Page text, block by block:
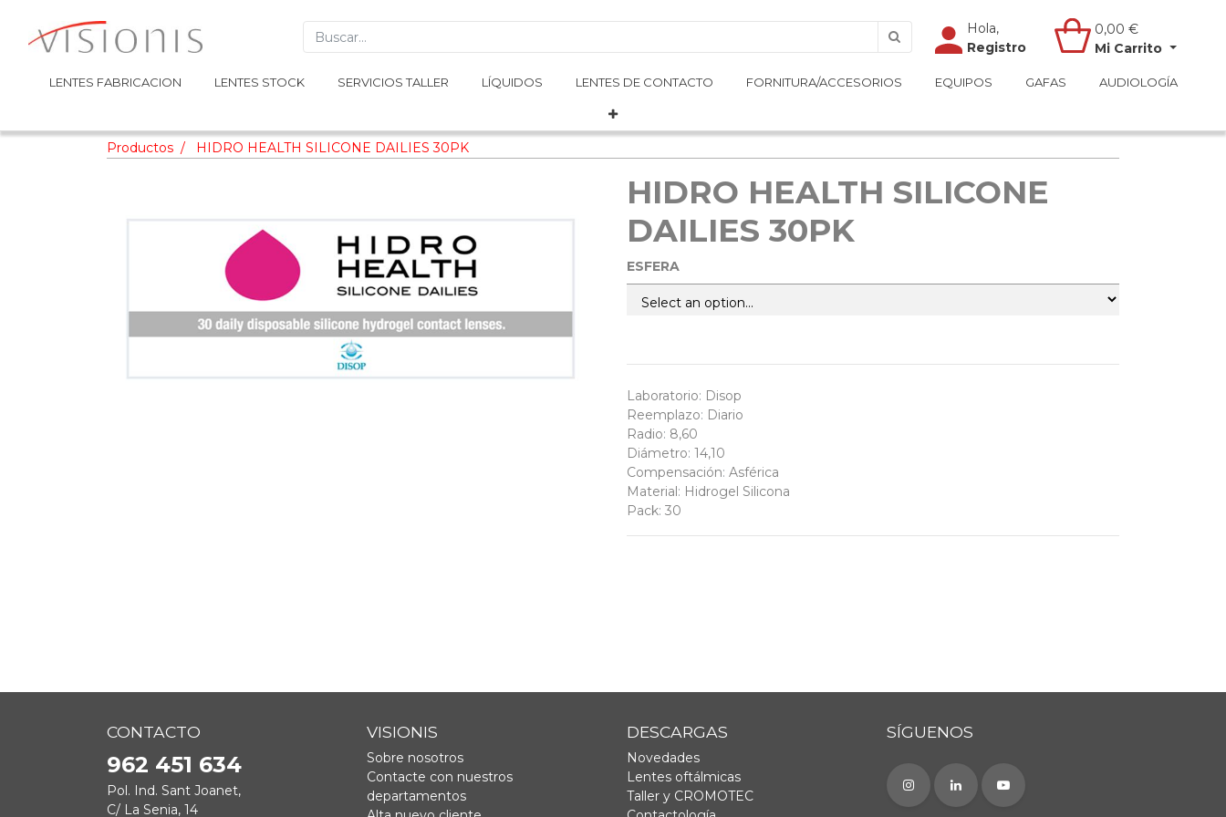
Hola,
Registro
0,00 €
Mi Carrito
LENTES FABRICACION LENTES STOCK SERVICIOS TALLER LÍQUIDOS LENTES DE CONTACTO FORNITURA/ACCESORIOS EQUIPOS GAFAS AUDIOLOGÍA
Hola,
Registro
0,00 €
Mi Carrito
LENTES FABRICACION LENTES STOCK SERVICIOS TALLER LÍQUIDOS LENTES DE CONTACTO FORNITURA/ACCESORIOS EQUIPOS GAFAS AUDIOLOGÍA
Productos HIDRO HEALTH SILICONE DAILIES 30PK
HIDRO HEALTH SILICONE
DAILIES 30PK
ESFERA
Laboratorio: Disop
Reemplazo: Diario
Radio: 8,60
Diámetro: 14,10
Compensación: Asférica
Material: Hidrogel Silicona
Pack: 30
CONTACTO
962 451 634
Pol. Ind. Sant Joanet,
C/ La Senia, 14
VISIONIS
Sobre nosotros
Contacte con nuestros
departamentos
DESCARGAS
Novedades
Lentes oftálmicas
Taller y CROMOTEC
SÍGUENOS